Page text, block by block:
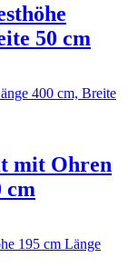
50 cm
mit Ohren
cm